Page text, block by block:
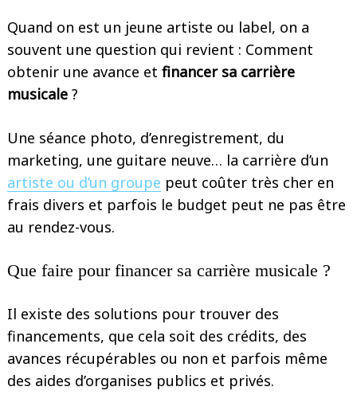
Quand on est un jeune artiste ou label, on a
souvent une question qui revient : Comment
obtenir une avance et financer sa carrière
musicale ?
Une séance photo, d’enregistrement, du
marketing, une guitare neuve… la carrière d’un
artiste ou d’un groupe peut coûter très cher en
frais divers et parfois le budget peut ne pas être
au rendez-vous.
Que faire pour financer sa carrière musicale ?
Il existe des solutions pour trouver des
financements, que cela soit des crédits, des
avances récupérables ou non et parfois même
des aides d’organises publics et privés.